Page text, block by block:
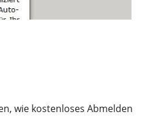
wie kostenloses Abmelden